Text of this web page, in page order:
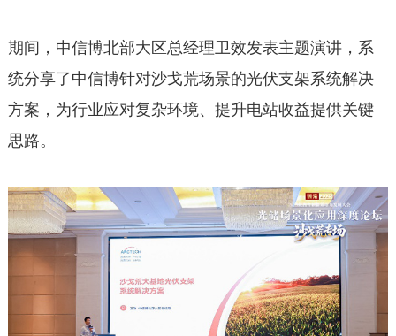
期间，中信博北部大区总经理卫效发表主题演讲，系
统分享了中信博针对沙戈荒场景的光伏支架系统解决
方案，为行业应对复杂环境、提升电站收益提供关键
思路。